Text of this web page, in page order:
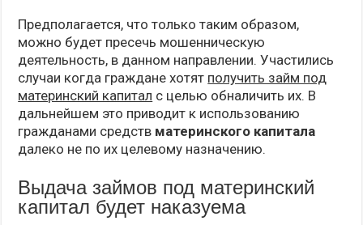
Предполагается, что только таким образом,
можно будет пресечь мошенническую
деятельность, в данном направлении. Участились
случаи когда граждане хотят получить займ под
материнский капитал с целью обналичить их. В
дальнейшем это приводит к использованию
гражданами средств материнского капитала
далеко не по их целевому назначению.
Выдача займов под материнский
капитал будет наказуема